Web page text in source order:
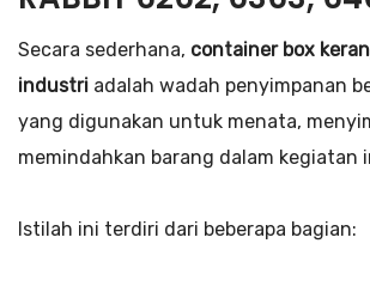
Secara sederhana, container box
industri adalah wadah penyimpanan
yang digunakan untuk menata,
memindahkan barang dalam kegiatan
Istilah ini terdiri dari beberapa bagian: